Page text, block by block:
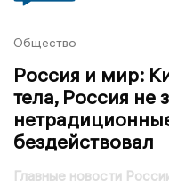
Общество
Россия и мир:
тела, Россия не
бездействовал
Главные новости